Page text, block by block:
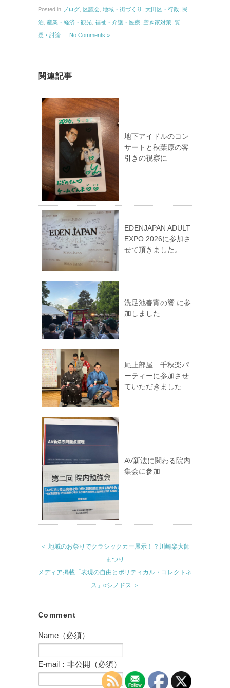
Posted in ブログ 区議会 地域・街づくり 大田区・行政 民
泊 産業・経済・観光 福祉・介護・医療 空き家対策 質
疑・討論 ｜ No Comments »
関連記事
地下アイドルのコン
サートと秋葉原の客
引きの視察に
EDENJAPAN ADULT
EXPO 2026に参加さ
せて頂きました。
洗足池春宵の響 に参
加しました
尾上部屋 千秋楽パ
ーティーに参加させ
ていただきました
AV新法に関わる院内
集会に参加
＜ 地域のお祭りでクラシックカー展示！？川崎楽大師
まつり
メディア掲載「表現の自由とポリティカル・コレクトネ
ス」αシノドス ＞
Comment
Name（必須）
E-mail：非公開（必須）